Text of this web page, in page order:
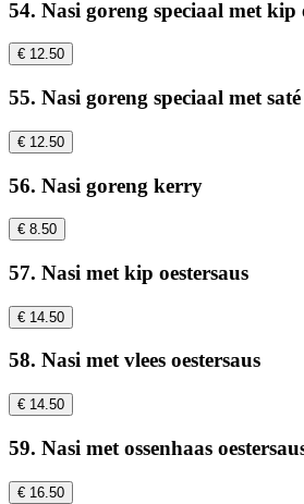
54. Nasi goreng speciaal met kip
€ 12.50
55. Nasi goreng speciaal met
€ 12.50
56. Nasi goreng kerry
€ 8.50
57. Nasi met kip oestersaus
€ 14.50
58. Nasi met vlees oestersaus
€ 14.50
59. Nasi met ossenhaas
€ 16.50